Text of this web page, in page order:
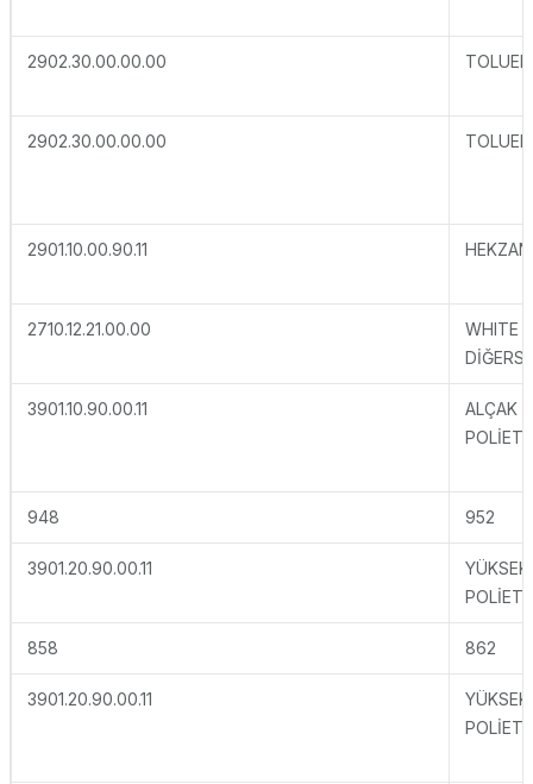
2902.30.00.00.00 TOLUEN
2902.30.00.00.00 TOLUEN
2901.10.00.90.11 HEKZAN
2710.12.21.00.00
WHITE
3901.10.90.00.11
ALÇAK
948 952
3901.20.90.00.11
858 862
3901.20.90.00.11